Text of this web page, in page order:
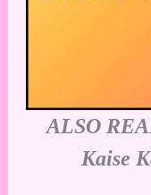
ALSO
Kaise